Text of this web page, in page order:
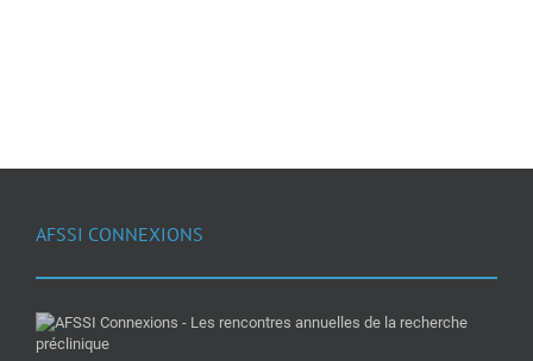
AFSSI CONNEXIONS